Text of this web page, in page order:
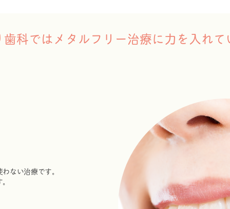
科ではメタルフリー治療に力を入れ
ない治療です。